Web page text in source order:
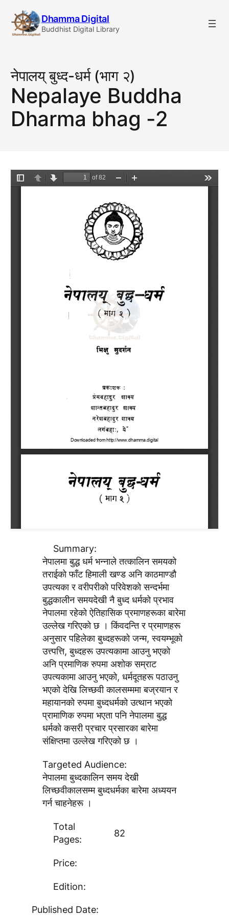
content
Dhamma Digital
Buddhist Digital Library
नेपालय् बुध्द-धर्म (भाग २)
Nepalaye Buddha
Dharma bhag -2
Summary:
नेपालमा बुद्ध धर्म भन्नाले तत्कालिन समयको
तराईकाे फाँट हिमाली खण्ड अनि काठमाण्डौ
उपत्यका र वरीपरीको परिवेशको सन्दर्भमा
बुद्धकालीन समयदेखी नै बुध्द धर्मको प्रभाव
नेपालमा रहेको ऐतिहासिक प्रमाणहरूका बारेमा
उल्लेख गरिएको छ । किंवदन्ति र प्रमाणहरू
अनुसार पहिलेका बुध्दहरूको जन्म, स्वयम्भूको
उत्त्पत्ति, बुध्दहरू उपत्यकामा आउनु भएको
अनि प्रमाणिक रुपमा अशोक सम्राट
उपत्यकामा आउनु भएको, धर्मदूतहरू पठाउनु
भएको देखि लिच्छवी कालसम्ममा बज्रयान र
महायानको रुपमा बुध्दधर्मको उत्थान भएको
प्रामाणिक रुपमा भएता पनि नेपालमा बुद्ध
धर्मको कसरी प्रचार प्रसारका बारेमा
संक्षिप्तमा उल्लेख गरिएको छ ।
Targeted Audience:
नेपालमा बुध्दकालिन समय देखी
लिच्छवीकालसम्म बुध्दधर्मका बारेमा अध्ययन
गर्न चाहनेहरू ।
Total
Pages:
82
Price:
Edition:
Published Date: